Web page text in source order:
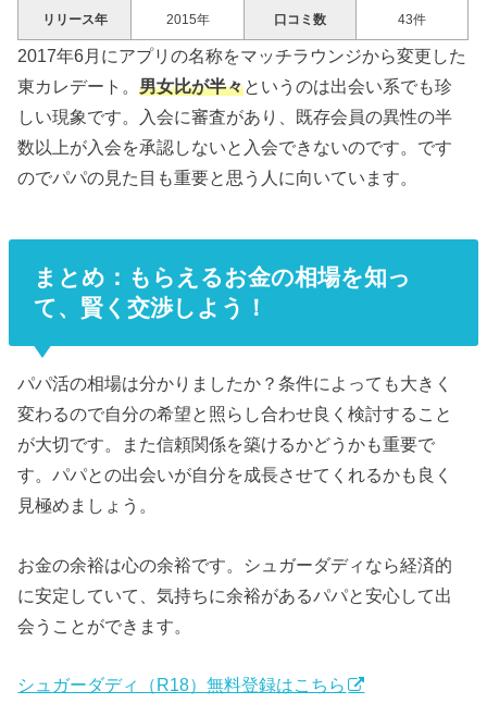
リリース年 2015年 口コミ数 43件
2017年6月にアプリの名称をマッチラウンジから変更した
東カレデート。男女比が半々というのは出会い系でも珍
しい現象です。入会に審査があり、既存会員の異性の半
数以上が入会を承認しないと入会できないのです。です
のでパパの見た目も重要と思う人に向いています。
まとめ：もらえるお金の相場を知っ
て、賢く交渉しよう！
パパ活の相場は分かりましたか？条件によっても大きく
変わるので自分の希望と照らし合わせ良く検討すること
が大切です。また信頼関係を築けるかどうかも重要で
す。パパとの出会いが自分を成長させてくれるかも良く
見極めましょう。
お金の余裕は心の余裕です。シュガーダディなら経済的
に安定していて、気持ちに余裕があるパパと安心して出
会うことができます。
シュガーダディ（R18）無料登録はこちら